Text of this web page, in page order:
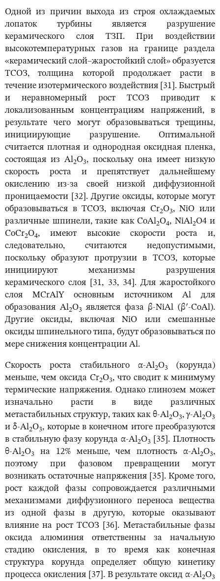
Одной из причин выхода из строя охлаждаемых
лопаток турбины является разрушение
керамического слоя ТЗП. При воздействии
высокотемпературных газов на границе раздела
«керамический слой–жаростойкий слой» образуется
ТСОЗ, толщина которой продолжает расти в
течение изотермического воздействия [31]. Быстрый
и неравномерный рост ТСОЗ приводит к
локализованным концентрациям напряжений, в
результате чего могут образовываться трещины,
инициирующие разрушение. Оптимальной
считается плотная и однородная оксидная пленка,
состоящая из Al2O3, поскольку она имеет низкую
скорость роста и препятствует дальнейшему
окислению из-за своей низкой диффузионной
проницаемости [32]. Другие оксиды, которые могут
образовываться в ТСОЗ, включая Cr2O3, NiO или
различные шпинели, такие как CoAl2O4, NiAl2O4 и
CoCr2O4, имеют высокие скорости роста и,
следовательно, считаются недопустимыми,
поскольку образуют протрузии в ТСОЗ, которые
инициируют механизмы разрушения
керамического слоя [31, 33, 34]. Для жаростойкого
слоя MCrAlY основным источником Al для
образования Al2O3
является фаза β-NiAl (βʹ-CoAl).
Другие оксиды, включая NiO или смешанные
оксиды шпинельного типа, будут образовываться по
мере снижения концентрации Al.
Скорость роста стабильного α-Al2O3
(корунда)
меньше, чем оксида Cr2O3, что сводит к минимуму
термические напряжения. Однако глинозем может
изначально расти в виде различных
метастабильных структур, таких как θ-Al2O3, γ-Al2O3
и δ-Al2O3, которые в конечном итоге преобразуются
в стабильную фазу корунда α-Al2O3
[35]. Плотность
θ-Al2O3 на 12% меньше, чем плотность α-Al2O3,
поэтому при фазовом превращении могут
возникать остаточные напряжения [35]. Кроме того,
рост каждой фазы сопровождается различными
механизмами диффузионного переноса вещества
из одной фазы в другую, которые оказывают
влияние на рост ТСОЗ [36]. Метастабильные фазы
оксида алюминия ответственны за начальную
стадию окисления, в то время как конечная
структура корунда определяет общую кинетику
процесса окисления [37]. В результате оксид α-Al2O3